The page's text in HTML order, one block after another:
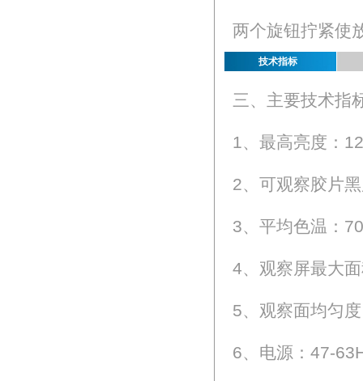
两个旋钮拧紧使
技术指标
三、主要技术指
1、最高亮度：
2、可观察胶片
3、平均色温：
4、观察屏最大
5、观察面均匀
6、电源：47-